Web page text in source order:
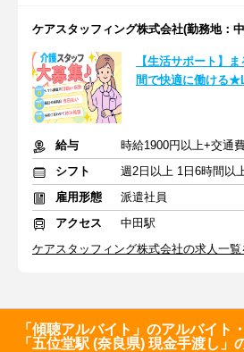
ケアスタッフィング株式会社(勤務地：
【生活サポート】
間で快適に働ける
給与
時給1900円以上+交通
シフト
雇用形態
派遣社員
アクセス
中田駅
ケアスタッフィング株式会社の求人一覧
「傾聴アルバイト」のアルバイト
「五位堂駅 (奈良県) 現金手渡し」